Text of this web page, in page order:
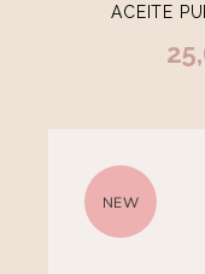
ACEITE
NEW